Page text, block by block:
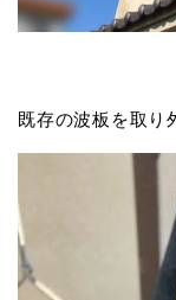
既存の波板を取り